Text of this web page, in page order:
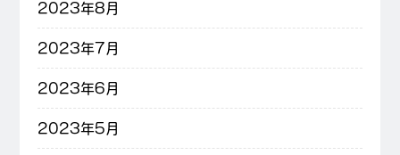
2023年8月
2023年7月
2023年6月
2023年5月